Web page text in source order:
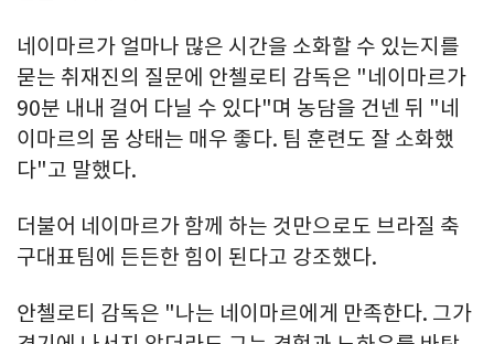
네이마르가 얼마나 많은 시간을 소화할 수 있는지를
묻는 취재진의 질문에 안첼로티 감독은 "네이마르가
90분 내내 걸어 다닐 수 있다"며 농담을 건넨 뒤 "네
이마르의 몸 상태는 매우 좋다. 팀 훈련도 잘 소화했
다"고 말했다.
더불어 네이마르가 함께 하는 것만으로도 브라질 축
구대표팀에 든든한 힘이 된다고 강조했다.
안첼로티 감독은 "나는 네이마르에게 만족한다. 그가